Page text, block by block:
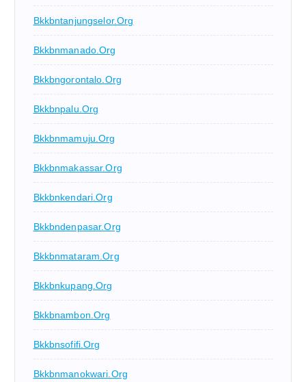
Bkkbntanjungselor.org
Bkkbnmanado.org
Bkkbngorontalo.org
Bkkbnpalu.org
Bkkbnmamuju.org
Bkkbnmakassar.org
Bkkbnkendari.org
Bkkbndenpasar.org
Bkkbnmataram.org
Bkkbnkupang.org
Bkkbnambon.org
Bkkbnsofifi.org
Bkkbnmanokwari.org